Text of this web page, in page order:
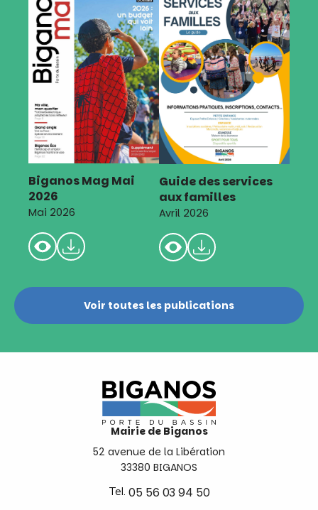
Biganos Mag Mai
2026
Mai 2026
Guide des services
aux familles
Avril 2026
Voir toutes les publications
Mairie de Biganos
52 avenue de la Libération
33380 BIGANOS
Tel. 05 56 03 94 50